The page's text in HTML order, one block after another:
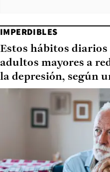
IMPERDIBLES
Estos hábitos diarios
adultos mayores a
la depresión, según